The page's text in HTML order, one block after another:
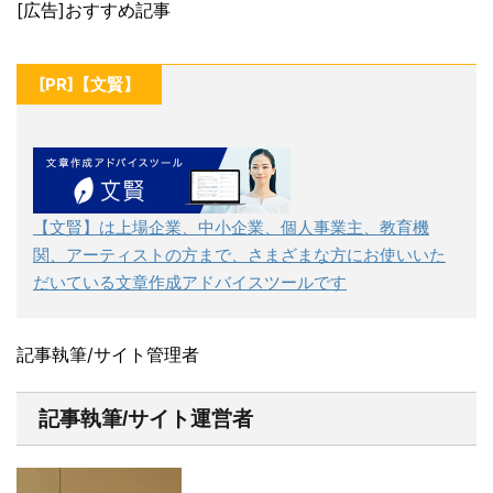
[広告]おすすめ記事
[PR]【文賢】
【文賢】は上場企業、中小企業、個人事業主、教育機
関、アーティストの方まで、さまざまな方にお使いいた
だいている文章作成アドバイスツールです
記事執筆/サイト管理者
記事執筆/サイト運営者